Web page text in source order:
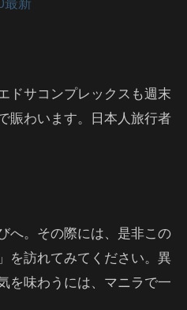
ドサコンプレックスも週末
賑わいます。日本人旅行者
へ。その際には、是非この
を訪れてみてください。異
を味わうには、マニラで一